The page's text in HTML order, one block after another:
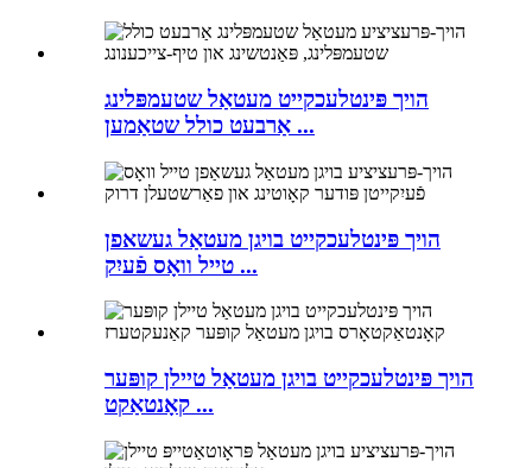
הויך פּינטלעכקייט מעטאַל שטעמפּלינג
אַרבעט כולל שטאַמען ...
הויך פּינטלעכקייט בויגן מעטאַל געשאפן
טייל וואָס פֿעיִק ...
הויך פּינטלעכקייט בויגן מעטאַל טיילן קופּער
קאָנטאַקט ...